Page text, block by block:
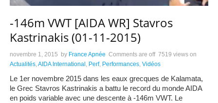
-146m VWT [AIDA WR] Stavros
Kastrinakis (01-11-2015)
novembre 1, 2015 by France Apnée Comments are off 7519 views on
Actualités,AIDA International , Perf, Performances, Vidéos
Le 1er novembre 2015 dans les eaux grecques de Kalamata,
le Grec Stavros Kastrinakis a battu le record du monde AIDA
en poids variable avec une descente à -146m VWT. Le